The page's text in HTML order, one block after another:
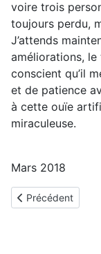
voire trois
toujours perdu,
J’attends
améliorations, le
conscient qu’il
et de patience
à cette ouïe
miraculeuse.
Mars 2018
Article précédent
Précédent